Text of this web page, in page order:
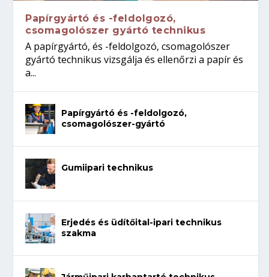
Papírgyártó és -feldolgozó,
csomagolószer gyártó technikus
A papírgyártó, és -feldolgozó, csomagolószer
gyártó technikus vizsgálja és ellenőrzi a papír és
a...
Papírgyártó és -feldolgozó,
csomagolószer-gyártó
Gumiipari technikus
Erjedés és üdítőital-ipari technikus
szakma